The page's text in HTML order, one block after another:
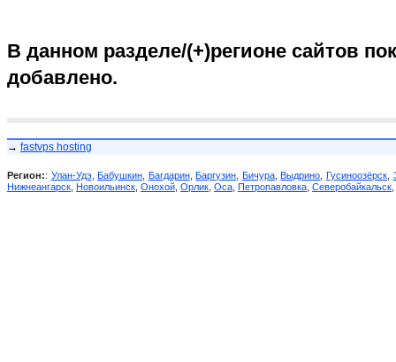
В данном разделе/(+)регионе сайтов
добавлено.
→ fastvps hosting
Регион:: Улан-Удэ ,Бабушкин Багдарин,Баргузин Бичура,Выдрино Гусиноозёрск,
Нижнеангарск Новоильинск Онохой Орлик Оса Петропавловка Северобайкальск